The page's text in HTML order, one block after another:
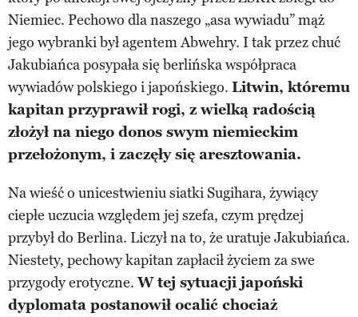
Niemiec. Pechowo dla naszego „asa wywiadu” mąż
jego wybranki był agentem Abwehry. I tak przez chuć
Jakubiańca posypała się berlińska współpraca
wywiadów polskiego i japońskiego. Litwin, któremu
kapitan przyprawił rogi, z wielką radością
złożył na niego donos swym niemieckim
przełożonym, i zaczęły się aresztowania.
Na wieść o unicestwieniu siatki Sugihara, żywiący
ciepłe uczucia względem jej szefa, czym prędzej
przybył do Berlina. Liczył na to, że uratuje Jakubiańca.
Niestety, pechowy kapitan zapłacił życiem za swe
przygody erotyczne.W tej sytuacji japoński
dyplomata postanowił ocalić chociaż